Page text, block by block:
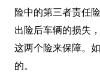
险中的第三者责任
出险后车辆的损失
这两个险来保障。
的。